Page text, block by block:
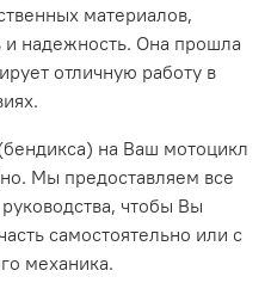
материалов,
и надежность. Она прошла
отличную работу в
на Ваш мотоцикл
Мы предоставляем все
чтобы Вы
самостоятельно или с
механика.